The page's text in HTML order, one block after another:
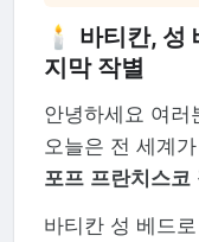
🕯️ 바티칸, 성
지막 작별
안녕하세요 여러
오늘은 전 세계
포프 프란치스코
바티칸 성 베드로